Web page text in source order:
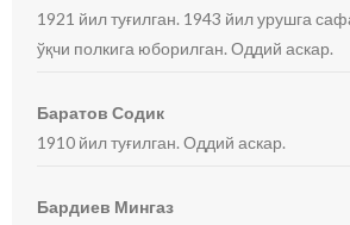
1921 йил туғилган. 1943 йил урушга
ўқчи полкига юборилган. Оддий аскар.
Баратов Содик
1910 йил туғилган. Оддий аскар.
Бардиев Мингаз